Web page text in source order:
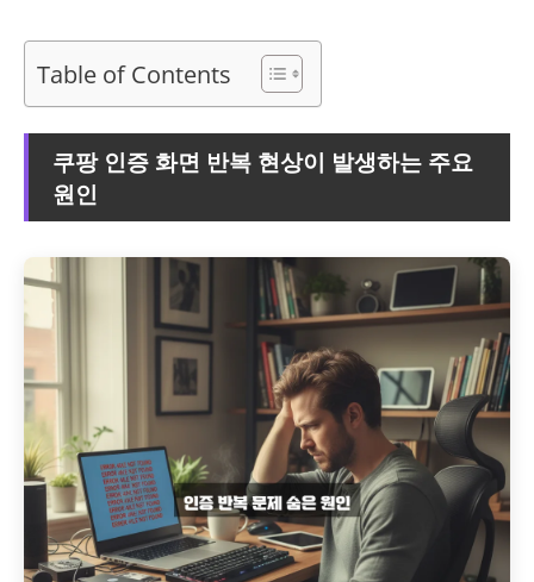
Table of Contents
쿠팡 인증 화면 반복 현상이 발생하는 주요
원인